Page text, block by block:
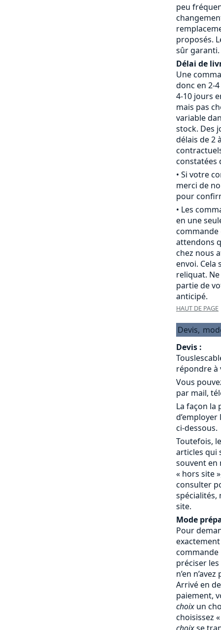
peu
proposés.
sûr garanti.
Délai de
Une
donc en 2-
4-10 jours
mais pas
variable
stock. Des
délais de 2
constatées
• Si votre
merci de
pour
• Les
en une
attendons
chez nous
envoi. Cela
reliquat.
partie de
anticipé.
HAUT DE PAGE
Devis,
Devis :
répondre à
Vous
par mail,
La façon la
ci-dessous.
Toutefois,
articles qui
souvent en
« hors site
consulter
spécialités,
site.
Mode
Pour
commande
préciser
n’en
Arrivé en
paiement,
choix un
choisissez